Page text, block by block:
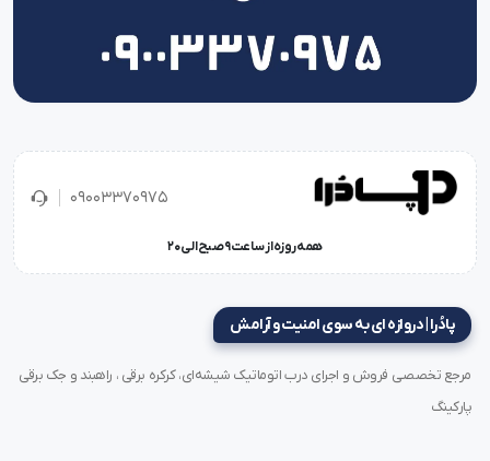
09003370975
همه روزه از ساعت 9 صبح الی 20
پادُرا | دروازه ای به سوی امنیت و آرامش
مرجع تخصصی فروش و اجرای درب اتوماتیک شیشه‌ای، کرکره برقی ، راهبند و جک برقی
پارکینگ